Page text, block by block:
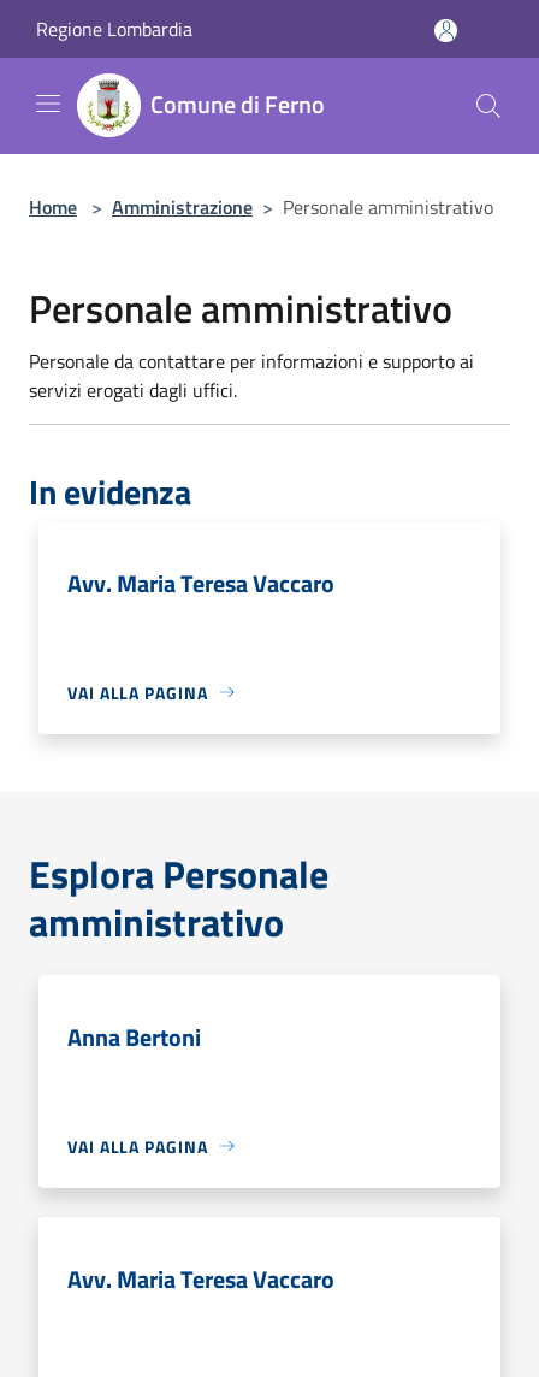
Regione Lombardia
Comune di Ferno
Home > Amministrazione > Personale amministrativo
Personale amministrativo
Personale da contattare per informazioni e supporto ai
servizi erogati dagli uffici.
In evidenza
Avv. Maria Teresa Vaccaro
VAI ALLA PAGINA
Esplora Personale
amministrativo
Anna Bertoni
VAI ALLA PAGINA
Avv. Maria Teresa Vaccaro